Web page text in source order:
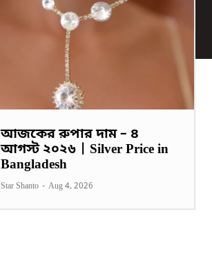
আজকের রুপার দাম – ৪
আগস্ট ২০২৬ | Silver Price in
Bangladesh
Star Shanto - Aug 4, 2026